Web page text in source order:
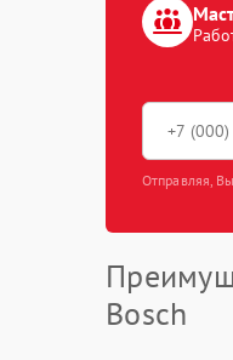
Отправляя,
Bosch